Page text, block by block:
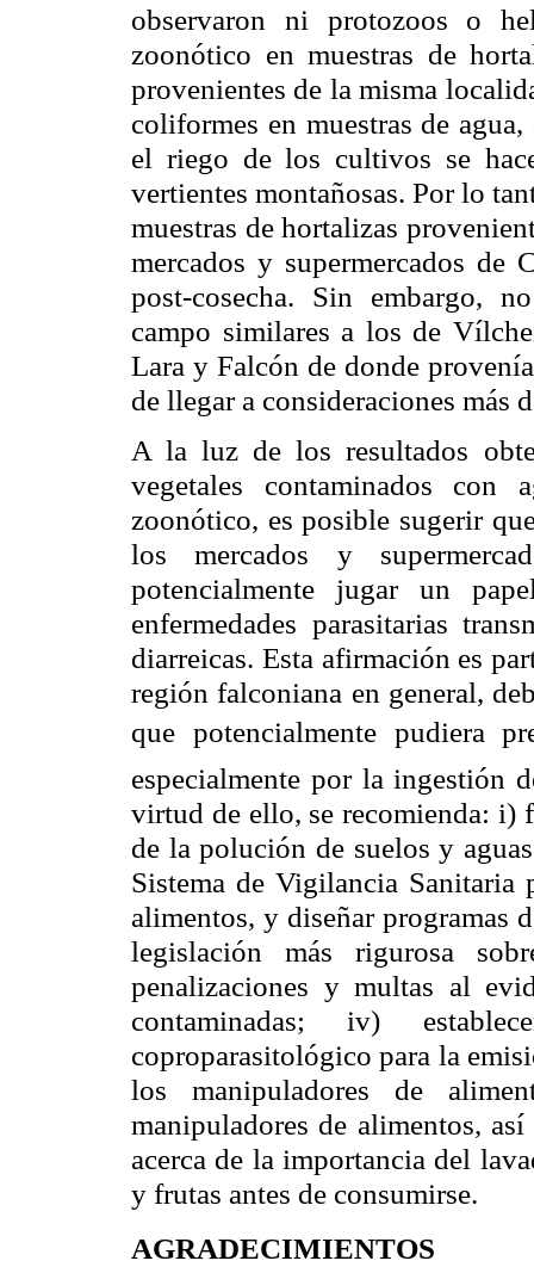
observaron ni protozoos o
zoonótico en muestras de
provenientes de la misma
coliformes en muestras de
el riego de los cultivos se
vertientes montañosas. Por lo
muestras de hortalizas
mercados y supermercados de
post-cosecha. Sin embargo,
campo similares a los de
Lara y Falcón de donde
de llegar a consideraciones más
A la luz de los resultados
vegetales contaminados con
zoonótico, es posible sugerir
los mercados y
potencialmente jugar un
enfermedades parasitarias
diarreicas. Esta afirmación es
región falconiana en general,
que potencialmente pudiera
especialmente por la ingestión
virtud de ello, se recomienda: i)
de la polución de suelos y
Sistema de Vigilancia
alimentos, y diseñar programas
legislación más rigurosa
penalizaciones y multas al
contaminadas; iv)
coproparasitológico para la
los manipuladores de
manipuladores de alimentos,
acerca de la importancia del
y frutas antes de consumirse.
AGRADECIMIENTOS